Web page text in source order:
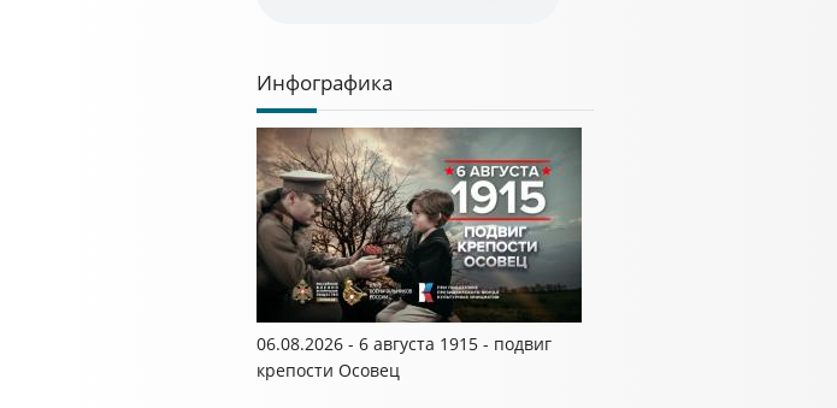
Инфографика
06.08.2026 - 6 августа 1915 - подвиг
крепости Осовец